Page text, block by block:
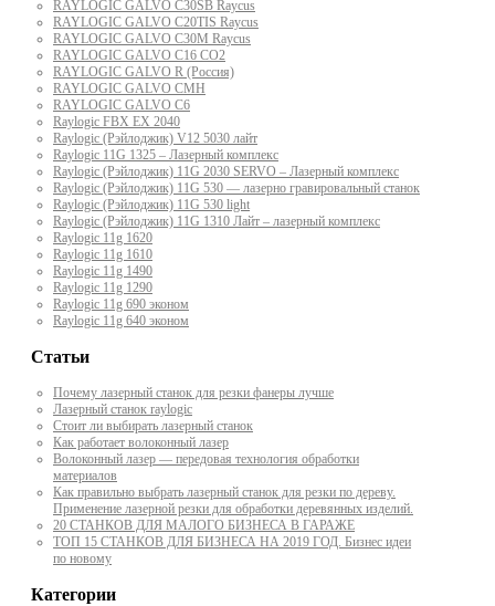
RAYLOGIC GALVO С30SB Raycus
RAYLOGIC GALVO C20TIS Raycus
RAYLOGIC GALVO С30M Raycus
RAYLOGIC GALVO С16 CO2
RAYLOGIC GALVO R (Россия)
RAYLOGIC GALVO CMH
RAYLOGIC GALVO С6
Raylogic FBX EX 2040
Raylogic (Рэйлоджик) V12 5030 лайт
Raylogic 11G 1325 – Лазерный комплекс
Raylogic (Рэйлоджик) 11G 2030 SERVO – Лазерный комплекс
Raylogic (Рэйлоджик) 11G 530 — лазерно гравировальный станок
Raylogic (Рэйлоджик) 11G 530 light
Raylogic (Рэйлоджик) 11G 1310 Лайт – лазерный комплекс
Raylogic 11g 1620
Raylogic 11g 1610
Raylogic 11g 1490
Raylogic 11g 1290
Raylogic 11g 690 эконом
Raylogic 11g 640 эконом
Статьи
Почему лазерный станок для резки фанеры лучше
Лазерный станок raylogic
Стоит ли выбирать лазерный станок
Как работает волоконный лазер
Волоконный лазер — передовая технология обработки
материалов
Как правильно выбрать лазерный станок для резки по дереву.
Применение лазерной резки для обработки деревянных изделий.
20 СТАНКОВ ДЛЯ МАЛОГО БИЗНЕСА В ГАРАЖЕ
ТОП 15 СТАНКОВ ДЛЯ БИЗНЕСА НА 2019 ГОД. Бизнес идеи
по новому
Категории